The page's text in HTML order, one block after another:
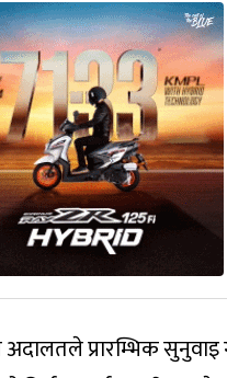
अदालतले प्रारम्भिक सुनुवाइ